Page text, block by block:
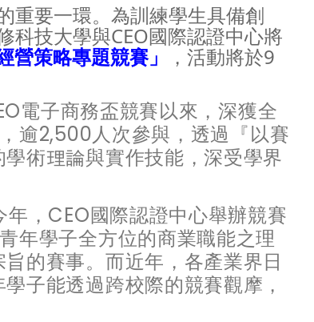
重要一環。為訓練學生具備創
科技大學與CEO國際認證中心將
營策略專題競賽」 ，活動將於9
電子商務盃競賽以來，深獲全
逾2,500人次參與，透過『以賽
術理論與實作技能，深受學界
，CEO國際認證中心舉辦競賽
年學子全方位的商業職能之理
的賽事。而近年，各產業界日
子能透過跨校際的競賽觀摩，